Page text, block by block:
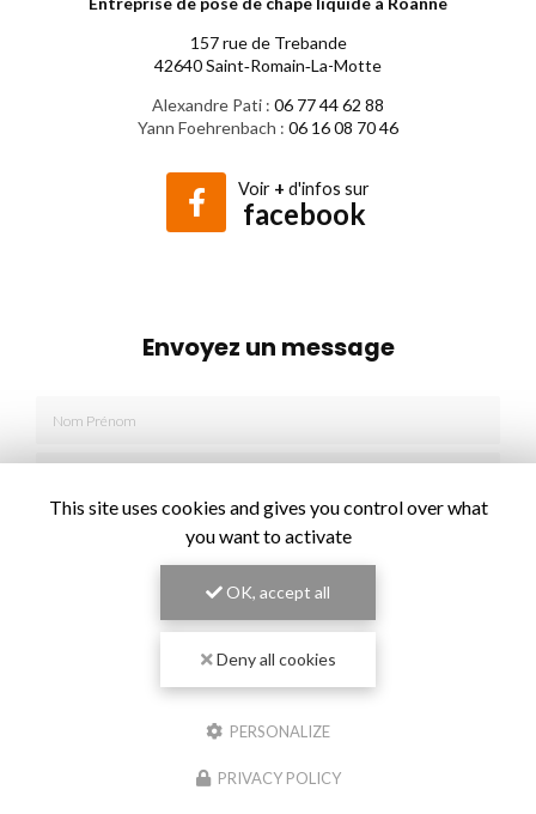
157 rue de Trebande
42640 Saint‑Romain‑La-Motte
Alexandre Pati : 06 77 44 62 88
Yann Foehrenbach : 06 16 08 70 46
Voir + d'infos sur
facebook
Envoyez un message
Société
Email
This site uses cookies and gives you control over what
you want to activate
OK, accept all
Deny all cookies
PERSONALIZE
PRIVACY POLICY